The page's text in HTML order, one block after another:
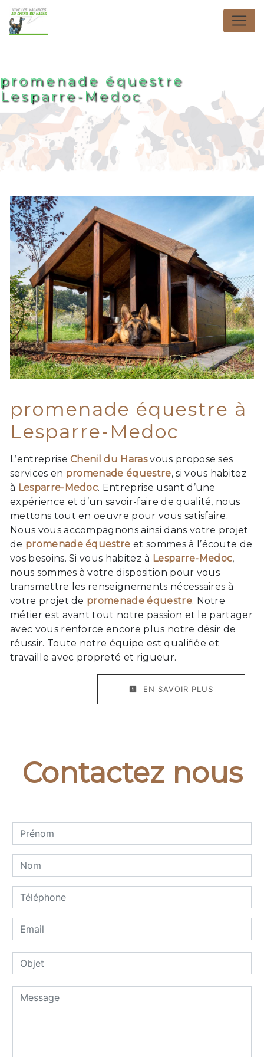
Panneau de gestion des cookies
promenade équestre
Lesparre-Medoc
promenade équestre à
Lesparre-Medoc
L’entrepriseChenil du Harasvous propose ses
services en promenade équestre, si vous habitez
à Lesparre-Medoc. Entreprise usant d’une
expérience et d’un savoir-faire de qualité, nous
mettons tout en oeuvre pour vous satisfaire.
Nous vous accompagnons ainsi dans votre projet
de promenade équestre et sommes à l’écoute de
vos besoins. Si vous habitez à Lesparre-Medoc,
nous sommes à votre disposition pour vous
transmettre les renseignements nécessaires à
votre projet de promenade équestre. Notre
métier est avant tout notre passion et le partager
avec vous renforce encore plus notre désir de
réussir. Toute notre équipe est qualifiée et
travaille avec propreté et rigueur.
EN SAVOIR PLUS
Contactez nous